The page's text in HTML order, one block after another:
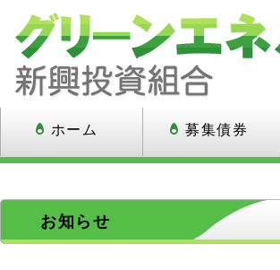
ホーム 募集債券
お知らせ